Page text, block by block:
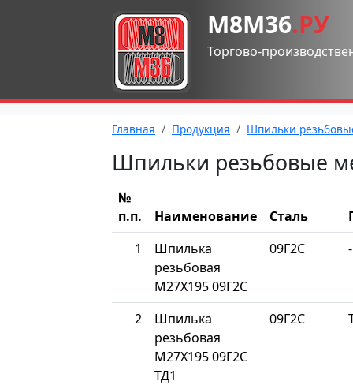
М8М36.РУ
Торгово-
Главная Продукция Шпильки
Шпильки резьбовые
№
п.п.
Наименование Сталь
1
Шпилька
резьбовая
М27Х195 09Г2С
09Г2С -
2
Шпилька
резьбовая
М27Х195 09Г2С
ТД1
09Г2С